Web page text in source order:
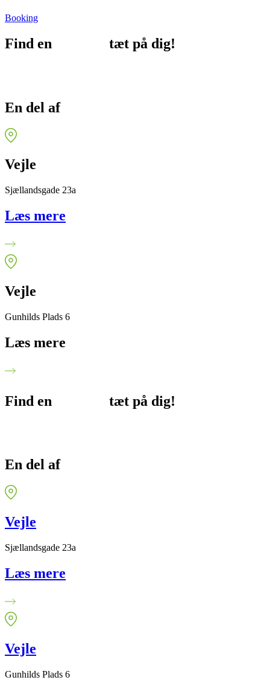
Booking
Find en tæt på dig!
En del af
Vejle
Sjællandsgade 23a
Læs mere
Vejle
Gunhilds Plads 6
Læs mere
Find en tæt på dig!
En del af
Vejle
Sjællandsgade 23a
Læs mere
Vejle
Gunhilds Plads 6